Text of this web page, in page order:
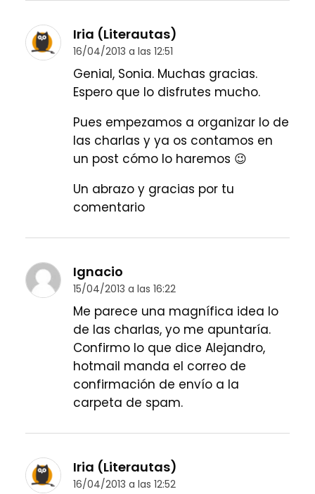
Iria (Literautas)
16/04/2013 a las 12:51
Genial, Sonia. Muchas gracias.
Espero que lo disfrutes mucho.
Pues empezamos a organizar lo de
las charlas y ya os contamos en
un post cómo lo haremos 😉
Un abrazo y gracias por tu
comentario
Ignacio
15/04/2013 a las 16:22
Me parece una magnífica idea lo
de las charlas, yo me apuntaría.
Confirmo lo que dice Alejandro,
hotmail manda el correo de
confirmación de envío a la
carpeta de spam.
Iria (Literautas)
16/04/2013 a las 12:52